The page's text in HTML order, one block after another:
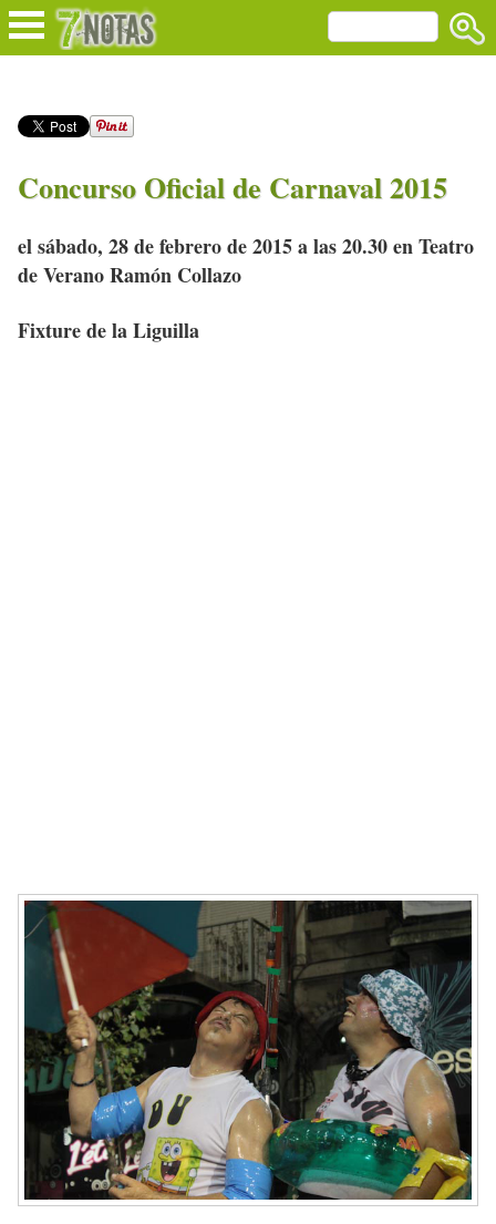
Concurso Oficial de Carnaval 2015
el sábado, 28 de febrero de 2015 a las 20.30 en Teatro
de Verano Ramón Collazo
Fixture de la Liguilla